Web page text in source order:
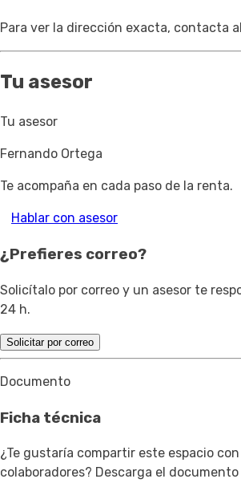
Para ver la dirección exacta, contacta
Tu asesor
Tu asesor
Fernando Ortega
Te acompaña en cada paso de la renta.
Hablar con asesor
¿Prefieres correo?
Solicítalo por correo y un asesor te
24 h.
Solicitar por correo
Documento
Ficha técnica
¿Te gustaría compartir este espacio
colaboradores? Descarga el